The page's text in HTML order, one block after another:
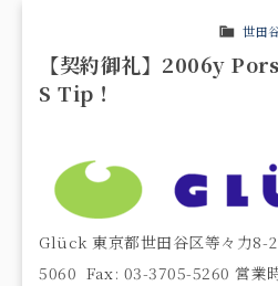
世田
【契約御礼】2006y
S Tip！
Glück 東京都世田谷区等々力8-
5060 Fax: 03-3705-5260 営業